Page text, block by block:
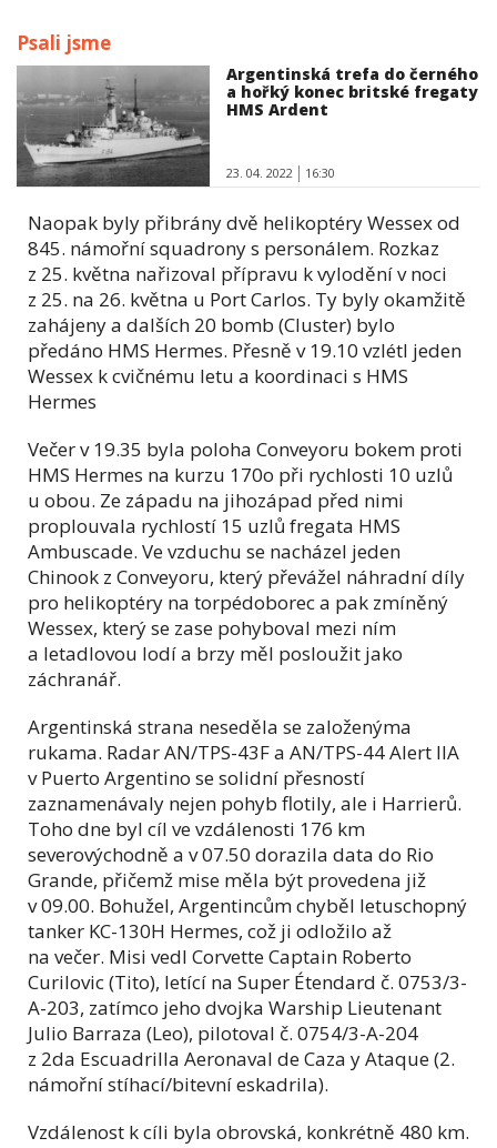
Psali jsme
Argentinská trefa do černého
a hořký konec britské fregaty
HMS Ardent
23. 04. 2022 16:30
Naopak byly přibrány dvě helikoptéry Wessex od
845. námořní squadrony s personálem. Rozkaz
z 25. května nařizoval přípravu k vylodění v noci
z 25. na 26. května u Port Carlos. Ty byly okamžitě
zahájeny a dalších 20 bomb (Cluster) bylo
předáno HMS Hermes. Přesně v 19.10 vzlétl jeden
Wessex k cvičnému letu a koordinaci s HMS
Hermes
Večer v 19.35 byla poloha Conveyoru bokem proti
HMS Hermes na kurzu 170o při rychlosti 10 uzlů
u obou. Ze západu na jihozápad před nimi
proplouvala rychlostí 15 uzlů fregata HMS
Ambuscade. Ve vzduchu se nacházel jeden
Chinook z Conveyoru, který převážel náhradní díly
pro helikoptéry na torpédoborec a pak zmíněný
Wessex, který se zase pohyboval mezi ním
a letadlovou lodí a brzy měl posloužit jako
záchranář.
Argentinská strana neseděla se založenýma
rukama. Radar AN/TPS-43F a AN/TPS-44 Alert IIA
v Puerto Argentino se solidní přesností
zaznamenávaly nejen pohyb flotily, ale i Harrierů.
Toho dne byl cíl ve vzdálenosti 176 km
severovýchodně a v 07.50 dorazila data do Rio
Grande, přičemž mise měla být provedena již
v 09.00. Bohužel, Argentincům chyběl letuschopný
tanker KC-130H Hermes, což ji odložilo až
na večer. Misi vedl Corvette Captain Roberto
Curilovic (Tito), letící na Super Étendard č. 0753/3-
A-203, zatímco jeho dvojka Warship Lieutenant
Julio Barraza (Leo), pilotoval č. 0754/3-A-204
z 2da Escuadrilla Aeronaval de Caza y Ataque (2.
námořní stíhací/bitevní eskadrila).
Vzdálenost k cíli byla obrovská, konkrétně 480 km.